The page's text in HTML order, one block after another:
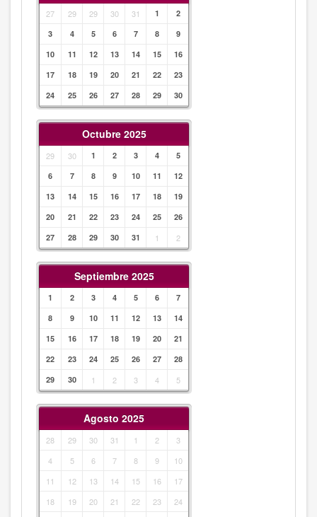
27 29 29 30 31 1
2
3
4 5 6 7 8
9
10
11 12 13 14 15
16
17
18 19 20 21 22
23
24
25 26 27 28 29 30
Octubre 2025
29 30 1 2 3 4
5
6
7 8 9 10 11
12
13
14 15 16 17 18
19
20
21 22 23 24 25
26
27
28 29 30 31 1 2
Septiembre 2025
1 2 3 4 5 6
7
8
9 10 11 12 13
14
15
16 17 18 19 20
21
22
23 24 25 26 27
28
29
30 1 2 3 4 5
Agosto 2025
28 29 30 31 1 2
3
4
5 6 7 8 9
10
11
12 13 14 15 16
17
18
19 20 21 22 23
24